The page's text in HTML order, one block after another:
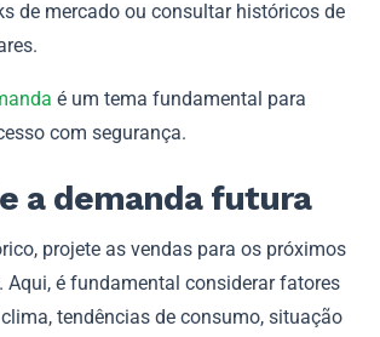
de mercado ou consultar históricos de
é um tema fundamental para
com segurança.
a demanda futura
projete as vendas para os próximos
Aqui, é fundamental considerar fatores
tendências de consumo, situação